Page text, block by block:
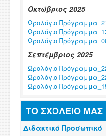
Οκτώβριος 2025
Ωρολόγιο
Ωρολόγιο
Ωρολόγιο
Σεπτέμβριος 2025
Ωρολόγιο
Ωρολόγιο
Ωρολόγιο
Φεβρουάριος 2025
Ωρολόγιο
ΤΟ ΣΧΟΛΕΙΟ ΜΑΣ
Διδακτικό Προσωπικό